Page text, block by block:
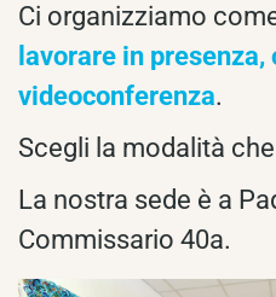
Ci organizziamo
lavorare in presenza,
videoconferenza.
Scegli la modalità
La nostra sede è a
Commissario 40a.